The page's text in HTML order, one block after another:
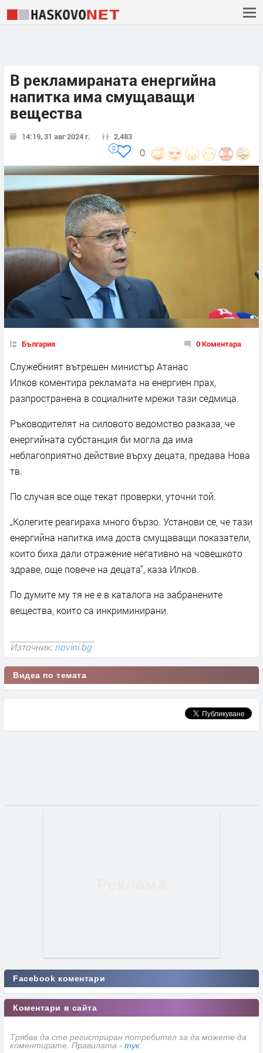
В рекламираната енергийна
напитка има смущаващи
вещества
14:19, 31 авг 2024 г. 2,483
0
0
България 0 Коментара
Служебният вътрешен министър Атанас
Илков коментира рекламата на енергиен прах,
разпространена в социалните мрежи тази седмица.
Ръководителят на силовото ведомство разказа, че
енергийната субстанция би могла да има
неблагоприятно действие върху децата, предава Нова
тв.
По случая все още текат проверки, уточни той.
„Колегите реагираха много бързо. Установи се, че тази
енергийна напитка има доста смущаващи показатели,
които биха дали отражение негативно на човешкото
здраве, още повече на децата”, каза Илков.
По думите му тя не е в каталога на забранените
вещества, които са инкриминирани.
Източник:novini.bg
Видеа по темата
Facebook коментари
Коментари в сайта
Трябва да сте регистриран потребител за да можете да
коментирате. Правилата - тук